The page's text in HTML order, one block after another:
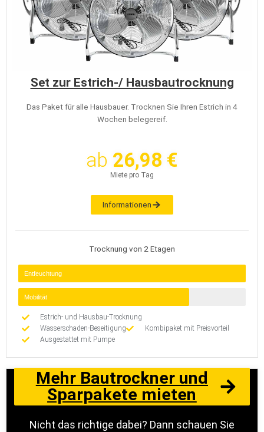
Set zur Estrich-/ Hausbautrocknung
Das Paket für alle Hausbauer. Trocknen Sie Ihren Estrich in 4
Wochen belegereif.
ab 26,98 €
Miete pro Tag
Informationen
Trocknung von 2 Etagen
Entfeuchtung
Mobilität
Estrich- und Hausbau-Trocknung
Wasserschaden-Beseitigung
Kombipaket mit Preisvorteil
Ausgestattet mit Pumpe
Mehr Bautrockner und
Sparpakete mieten
Nicht das richtige dabei? Dann schauen Sie